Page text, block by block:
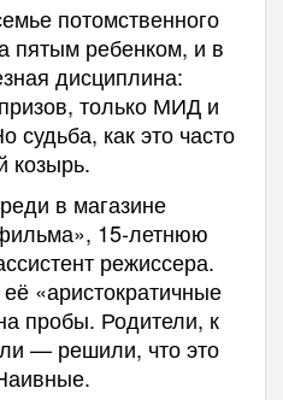
потомственного
пятым ребенком, и в
дисциплина:
только МИД и
судьба, как это часто
козырь.
в магазине
15-летнюю
режиссера.
«аристократичные
пробы. Родители, к
— решили, что это